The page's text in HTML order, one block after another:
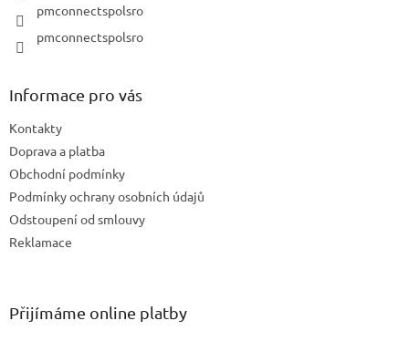
pmconnectspolsro
pmconnectspolsro
Informace pro vás
Kontakty
Doprava a platba
Obchodní podmínky
Podmínky ochrany osobních údajů
Odstoupení od smlouvy
Reklamace
Přijímáme online platby